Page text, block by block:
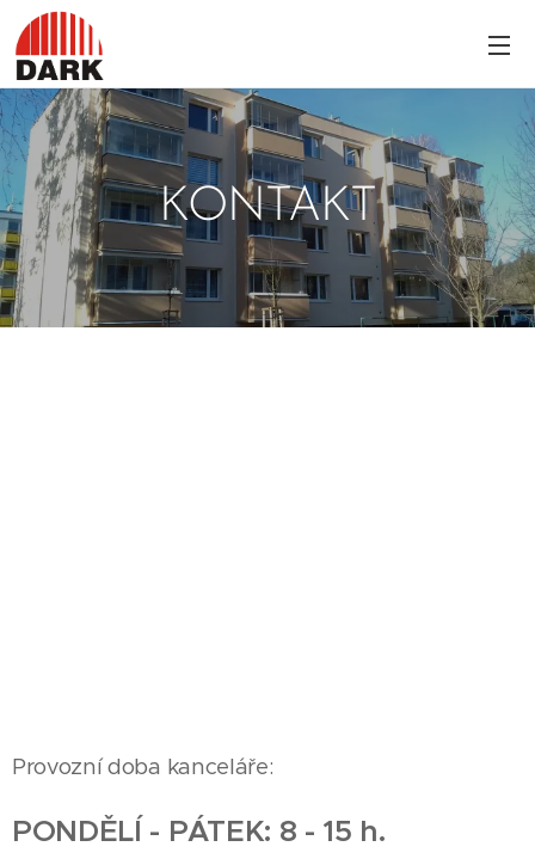
KONTAKT
Provozní doba kanceláře:
PONDĚLÍ - PÁTEK: 8 - 15 h.